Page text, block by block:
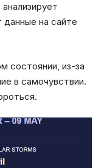
данные на сайте
состоянии, из-за
в самочувствии.